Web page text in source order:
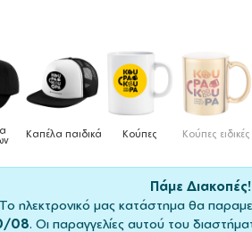
Κούπες
χρωματιστές
Κούπες
μεταλλικές
Δοχεία
φαγητού
Πάμε Διακοπές!
Το ηλεκτρονικό μας κατάστημα θα
08. Οι παραγγελίες αυτού του